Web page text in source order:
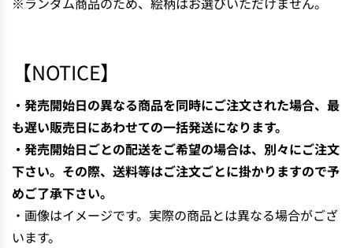
【NOTICE】
・発売開始日の異なる商品を同時にご注文された場合、最
も遅い販売日にあわせての一括発送になります。
・発売開始日ごとの配送をご希望の場合は、別々にご注文
下さい。その際、送料等はご注文ごとに掛かりますので予
めご了承下さい。
・画像はイメージです。実際の商品とは異なる場合がござ
います。